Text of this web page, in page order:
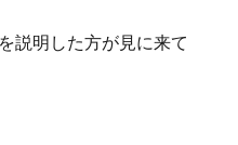
説明した方が見に来て